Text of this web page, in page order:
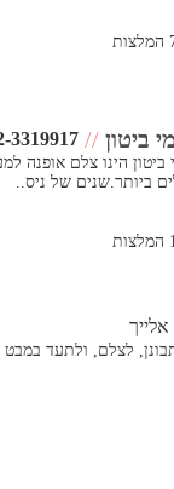
ביטון //
3319917
ביותר.שנים של ניס..
לצלם, ולתעד